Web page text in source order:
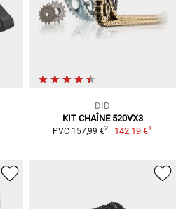
DID
KIT CHAÎNE 520VX3
PVC 157,99 €2 142,19 €1